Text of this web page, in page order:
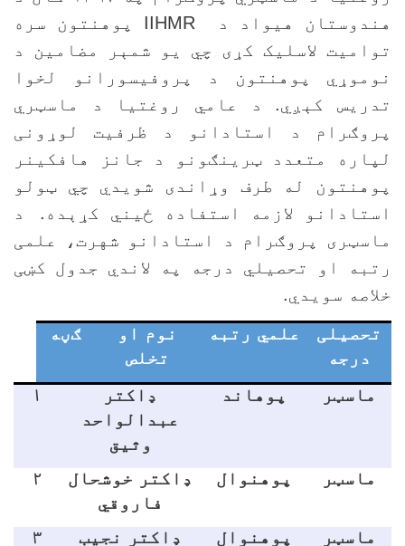
هیواد د
IIHMRپوهنتون سره
لاسلیک کړی چي یو شمېر مضامین د
پوهنتون د پروفیسورانو لخوا
کېږي. د عامي روغتیا د ماسټري
د استادانو د ظرفیت لوړونی
متعدد ټرینګونو د جانز هافکینر
له طرف وړاندی شویدي چي ټولو
لازمه استفاده ځيني کړېده.
د
پروګرام د استادانو شهرت، علمی
او تحصیلي درجه په لاندي جدول کښی
سویدي.
تحصيلی
درجه
علمي رتبه
نوم او
تخلص
ګڼه
ماسټر پوهاند
ډاکتر
عبدالواحد
وثيق
ماسټر پوهنوال
ډاکتر خوشحال
فاروقي
ماسټر پوهنوال ډاکتر نجيب